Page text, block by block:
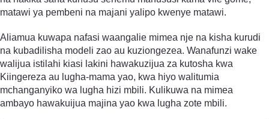
matawi ya pembeni na majani yalipo kwenye matawi.
Aliamua kuwapa nafasi waangalie mimea nje na kisha kurudi
na kubadilisha modeli zao au kuziongezea. Wanafunzi wake
walijua istilahi kiasi lakini hawakuzijua za kutosha kwa
Kiingereza au lugha-mama yao, kwa hiyo walitumia
mchanganyiko wa lugha hizi mbili. Kulikuwa na mimea
ambayo hawakuijua majina yao kwa lugha zote mbili.